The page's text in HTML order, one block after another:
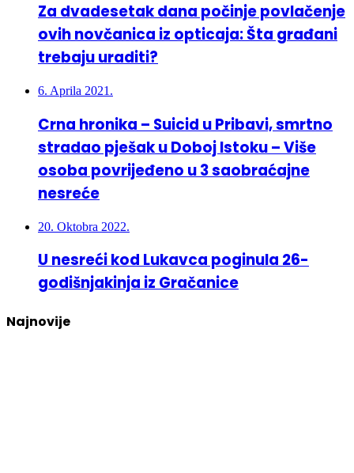
Za dvadesetak dana počinje povlačenje
ovih novčanica iz opticaja: Šta građani
trebaju uraditi?
6. Aprila 2021.
Crna hronika – Suicid u Pribavi, smrtno
stradao pješak u Doboj Istoku – Više
osoba povrijeđeno u 3 saobraćajne
nesreće
20. Oktobra 2022.
U nesreći kod Lukavca poginula 26-
godišnjakinja iz Gračanice
Najnovije